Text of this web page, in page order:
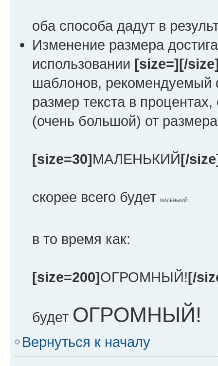
оба способа дадут в
Изменение размера
использовании [size=][/
шаблонов,
размер текста в
(очень большой) от
[size=30]МАЛЕНЬКИЙ[/
скорее всего будет МАЛЕНЬКИЙ
в то время как:
[size=200]ОГРОМНЫЙ![/
будет ОГРОМНЫЙ!
Вернуться к началу